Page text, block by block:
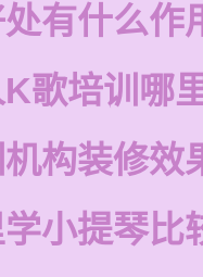
有什么作
歌培训哪
构装修效
小提琴比